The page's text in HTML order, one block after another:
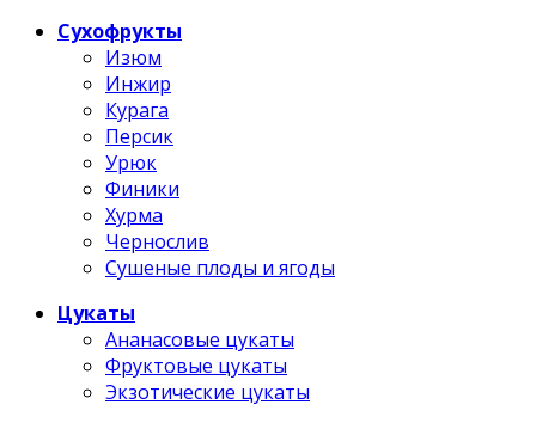
Сухофрукты
Изюм
Инжир
Курага
Персик
Урюк
Финики
Хурма
Чернослив
Сушеные плоды и ягоды
Цукаты
Ананасовые цукаты
Фруктовые цукаты
Экзотические цукаты